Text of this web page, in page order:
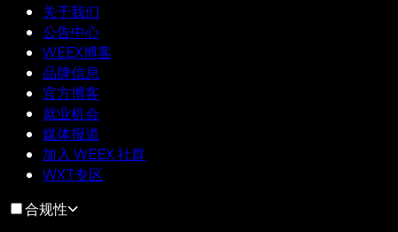
关于我们
公告中心
WEEX博客
品牌信息
官方博客
就业机会
媒体报道
加入 WEEX 社群
WXT专区
合规性